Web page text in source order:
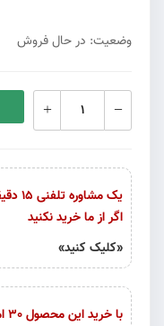
وضعیت: در حال فروش
یک
اگر از ما خرید نکنید
«کلیک کنید»
با خرید این محصول 30 امتیاز دریافت می کنید.